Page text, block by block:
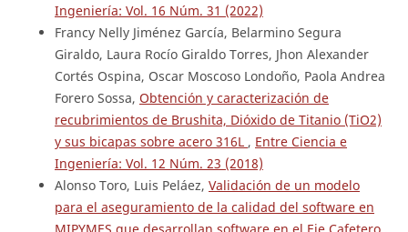
Ingeniería: Vol. 16 Núm. 31 (2022)
Francy Nelly Jiménez García, Belarmino Segura
Giraldo, Laura Rocío Giraldo Torres, Jhon Alexander
Cortés Ospina, Oscar Moscoso Londoño, Paola Andrea
Forero Sossa, Obtención y caracterización de
recubrimientos de Brushita, Dióxido de Titanio (TiO2)
y sus bicapas sobre acero 316L , Entre Ciencia e
Ingeniería: Vol. 12 Núm. 23 (2018)
Alonso Toro, Luis Peláez, Validación de un modelo
para el aseguramiento de la calidad del software en
MIPYMES que desarrollan software en el Eje Cafetero ,